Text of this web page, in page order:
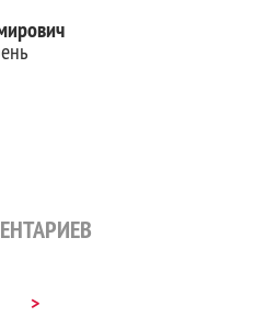
>